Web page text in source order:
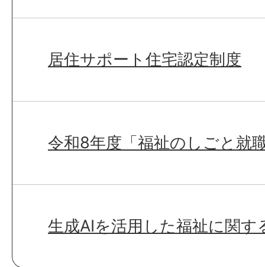
居住サポート住宅認定制度
令和8年度「福祉のしごと就
生成AIを活用した福祉に関す